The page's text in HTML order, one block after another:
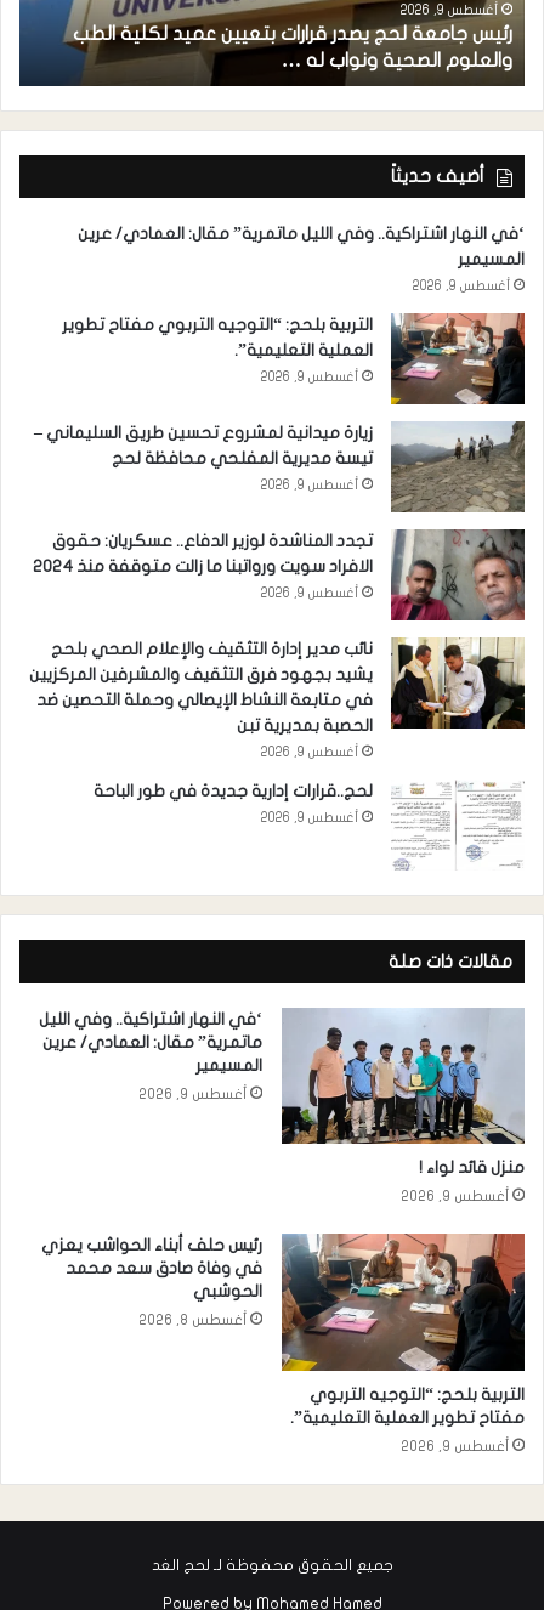
أغسطس 9, 2026
رئيس جامعة لحج يصدر قرارات بتعيين عميد لكلية الطب
والعلوم الصحية ونواب له …
أضيف حديثاً
‘في النهار اشتراكية.. وفي الليل ماتمرية” مقال: العمادي/ عرين
المسيمير
أغسطس 9, 2026
التربية بلحج: “التوجيه التربوي مفتاح تطوير
العملية التعليمية”.
أغسطس 9, 2026
زيارة ميدانية لمشروع تحسين طريق السليماني –
تيسة مديرية المفلحي محافظة لحج
أغسطس 9, 2026
تجدد المناشدة لوزير الدفاع.. عسكريان: حقوق
الافراد سويت ورواتبنا ما زالت متوقفة منذ 2024
أغسطس 9, 2026
نائب مدير إدارة التثقيف والإعلام الصحي بلحج
يشيد بجهود فرق التثقيف والمشرفين المركزيين
في متابعة النشاط الإيصالي وحملة التحصين ضد
الحصبة بمديرية تبن
أغسطس 9, 2026
لحج..قرارات إدارية جديدة في طور الباحة
أغسطس 9, 2026
مقالات ذات صلة
منزل قائد لواء !
أغسطس 9, 2026
‘في النهار اشتراكية.. وفي الليل
ماتمرية” مقال: العمادي/ عرين
المسيمير
أغسطس 9, 2026
التربية بلحج: “التوجيه التربوي
مفتاح تطوير العملية التعليمية”.
أغسطس 9, 2026
رئيس حلف أبناء الحواشب يعزي
في وفاة صادق سعد محمد
الحوشبي
أغسطس 8, 2026
جميع الحقوق محفوظة لـ لحج الغد
Powered by Mohamed Hamed